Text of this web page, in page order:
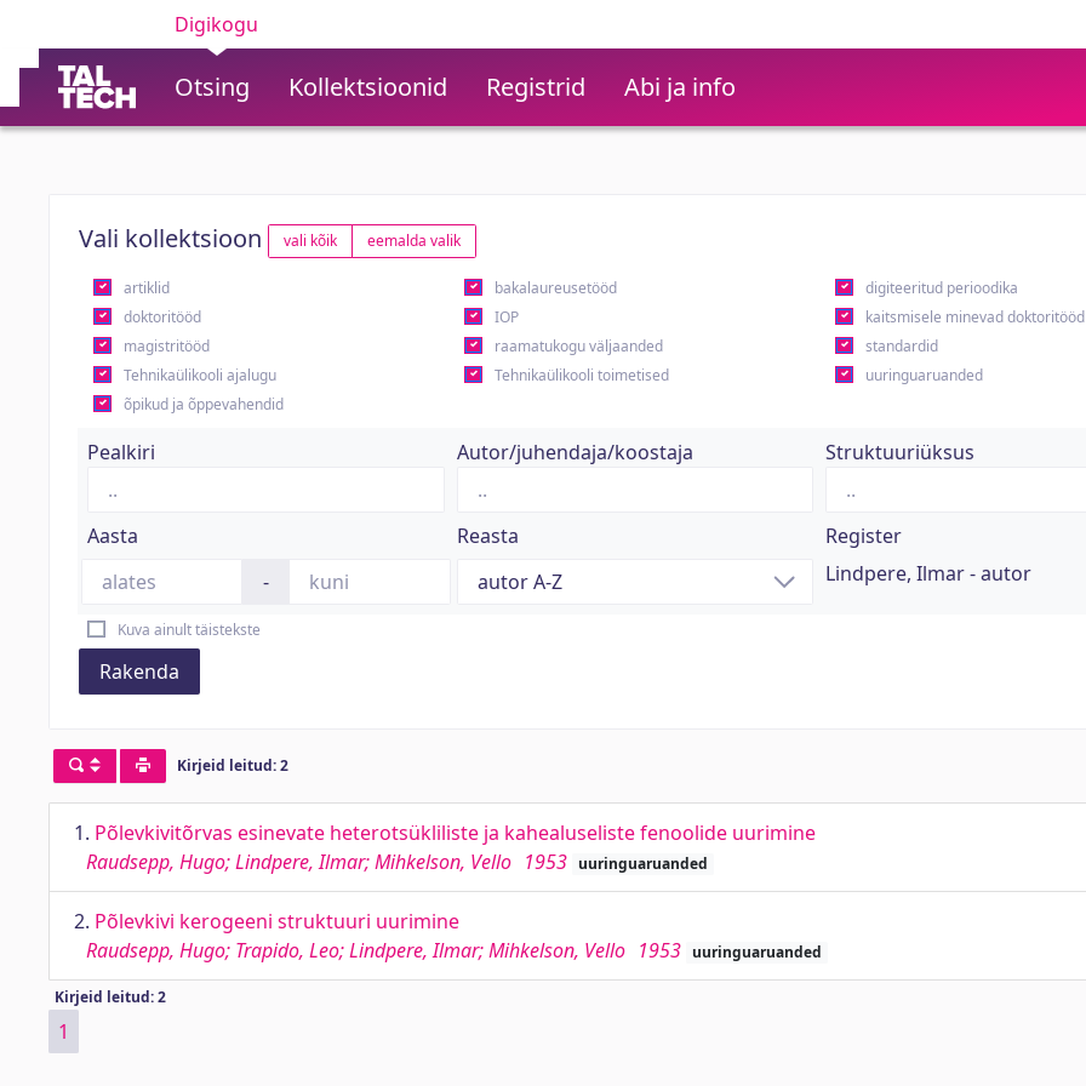
Digikogu
Otsing Kollektsioonid Registrid Abi ja info
Vali kollektsioon vali kõik eemalda valik
artiklid bakalaureusetööd digiteeritud perioodika
doktoritööd
IOP kaitsmisele minevad doktoritööd
magistritööd
raamatukogu väljaanded standardid
Tehnikaülikooli ajalugu
Tehnikaülikooli toimetised uuringuaruanded
õpikud ja õppevahendid
Pealkiri Autor/juhendaja/koostaja Struktuuriüksus
Aasta
-
Reasta
Register
Lindpere, Ilmar - autor
Kuva ainult täistekste
Rakenda
Kirjeid leitud: 2
1. Põlevkivitõrvas esinevate heterotsükliliste ja kahealuseliste fenoolide uurimine
Raudsepp, Hugo; Lindpere, Ilmar; Mihkelson, Vello 1953 uuringuaruanded
2. Põlevkivi kerogeeni struktuuri uurimine
Raudsepp, Hugo; Trapido, Leo; Lindpere, Ilmar; Mihkelson, Vello 1953 uuringuaruanded
Kirjeid leitud: 2
1